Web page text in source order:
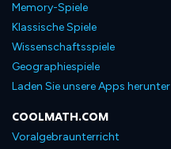
Memory-Spiele
Klassische Spiele
Wissenschaftsspiele
Geographiespiele
Laden Sie unsere Apps herunter
COOLMATH.COM
Voralgebraunterricht